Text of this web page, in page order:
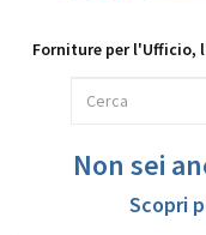
Forniture per l'Ufficio,
Non sei
Scopri